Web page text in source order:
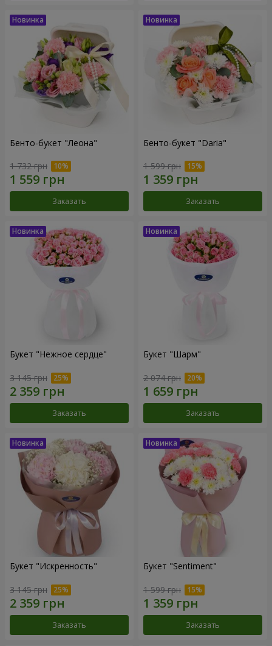
Бенто-букет "Леона"
1 732 грн
Заказать
Бенто-букет "Daria"
1 599 грн
Заказать
Букет "Нежное сердце"
3 145 грн
Заказать
Букет "Шарм"
2 074 грн
Заказать
Букет "Искренность"
3 145 грн
Заказать
Букет "Sentiment"
1 599 грн
Заказать